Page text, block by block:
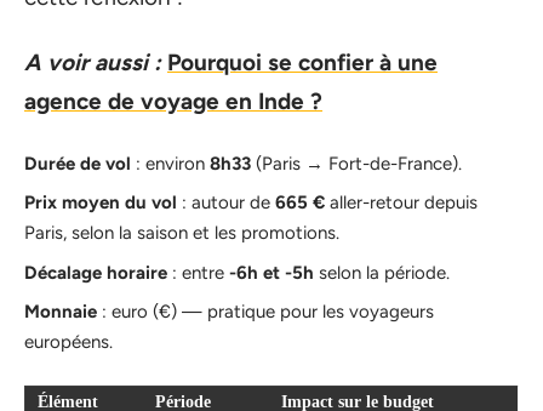
A voir aussi : Pourquoi se confier à une
agence de voyage en Inde ?
Durée de vol : environ 8h33 (Paris → Fort-de-France).
Prix moyen du vol : autour de 665 € aller-retour depuis
Paris, selon la saison et les promotions.
Décalage horaire : entre -6h et -5h selon la période.
Monnaie : euro (€) — pratique pour les voyageurs
européens.
Élément Période Impact sur le budget